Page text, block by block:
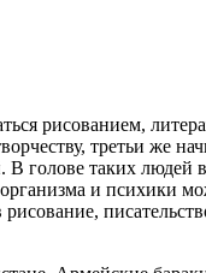
рисованием,
третьи
таких людей
и психики